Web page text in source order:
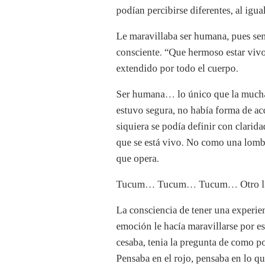
podían percibirse diferentes, al
Le maravillaba ser humana, pues
consciente. “Que hermoso estar
extendido por todo el cuerpo.
Ser humana… lo único que la
estuvo segura, no había forma de
siquiera se podía definir con
que se está vivo. No como una
que opera.
Tucum… Tucum… Tucum… Otro
La consciencia de tener una
emoción le hacía maravillarse por
cesaba, tenia la pregunta de como
Pensaba en el rojo, pensaba en lo